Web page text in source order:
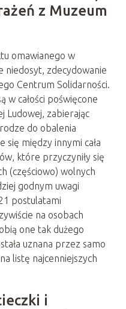
z Muzeum
omawianego w
niedosyt, zdecydowanie
Centrum Solidarności.
w całości poświęcone
Ludowej, zabierając
do obalenia
się między innymi cała
które przyczyniły się
(częściowo) wolnych
godnym uwagi
postulatami
na osobach
one tak dużego
uznana przez samo
listę najcenniejszych
i